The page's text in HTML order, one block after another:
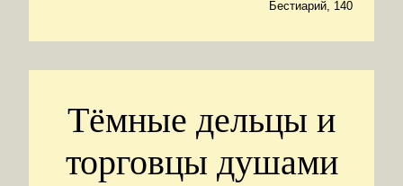
Бестиарий, 140
Тёмные дельцы и
торговцы душами